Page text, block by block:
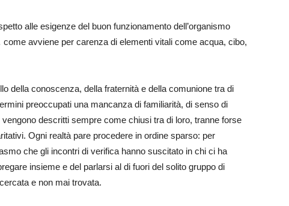
alle esigenze del buon funzionamento dell’organismo
avviene per carenza di elementi vitali come acqua, cibo,
della conoscenza, della fraternità e della comunione tra di
preoccupati una mancanza di familiarità, di senso di
descritti sempre come chiusi tra di loro, tranne forse
Ogni realtà pare procedere in ordine sparso: per
che gli incontri di verifica hanno suscitato in chi ci ha
insieme e del parlarsi al di fuori del solito gruppo di
e non mai trovata.